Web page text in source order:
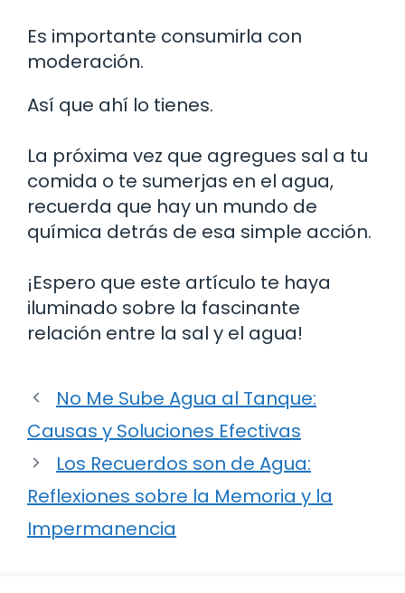
Es importante consumirla con
moderación.
Así que ahí lo tienes.
La próxima vez que agregues sal a tu
comida o te sumerjas en el agua,
recuerda que hay un mundo de
química detrás de esa simple acción.
¡Espero que este artículo te haya
iluminado sobre la fascinante
relación entre la sal y el agua!
No Me Sube Agua al Tanque:
Causas y Soluciones Efectivas
Los Recuerdos son de Agua:
Reflexiones sobre la Memoria y la
Impermanencia